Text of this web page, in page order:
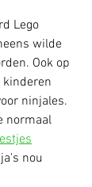
Lego
wilde
Ook op
ninjales.
normaal
nou